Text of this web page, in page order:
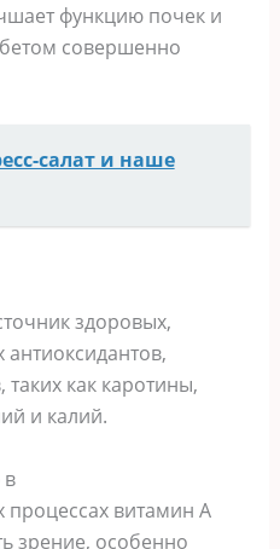
функцию почек и
совершенно
салат и наше
здоровых,
как каротины,
и калий.
процессах витамин А
зрение, особенно